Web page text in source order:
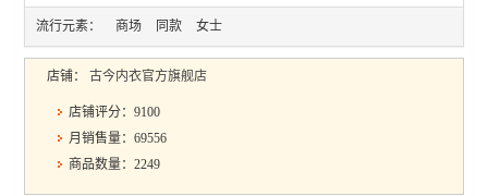
流行元素： 商场 同款 女士
店铺： 古今内衣官方旗舰店
店铺评分：9100
月销售量：69556
商品数量：2249